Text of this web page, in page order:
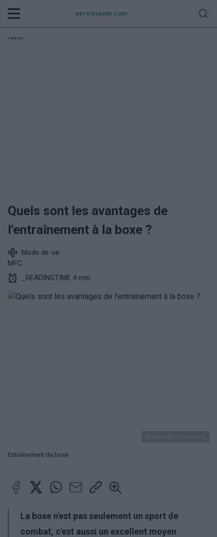
verslasante.com
Publicité:
Quels sont les avantages de
l'entraînement à la boxe ?
Mode de vie
MFC
_READINGTIME 4 min.
Entraînement de boxe
La boxe n'est pas seulement un sport de
combat, c'est aussi un excellent moyen